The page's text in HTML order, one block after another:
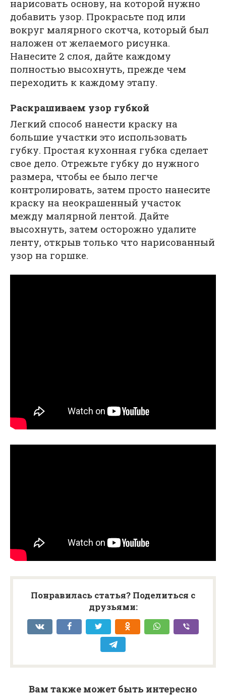
нарисовать основу, на которой нужно
добавить узор. Прокрасьте под или
вокруг малярного скотча, который был
наложен от желаемого рисунка.
Нанесите 2 слоя, дайте каждому
полностью высохнуть, прежде чем
переходить к каждому этапу.
Раскрашиваем узор губкой
Легкий способ нанести краску на
большие участки это использовать
губку. Простая кухонная губка сделает
свое дело. Отрежьте губку до нужного
размера, чтобы ее было легче
контролировать, затем просто нанесите
краску на неокрашенный участок
между малярной лентой. Дайте
высохнуть, затем осторожно удалите
ленту, открыв только что нарисованный
узор на горшке.
Понравилась статья? Поделиться с
друзьями:
Вам также может быть интересно